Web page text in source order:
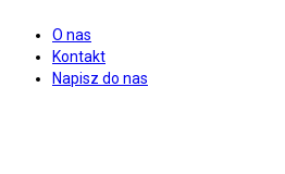
O nas
Kontakt
Napisz do nas